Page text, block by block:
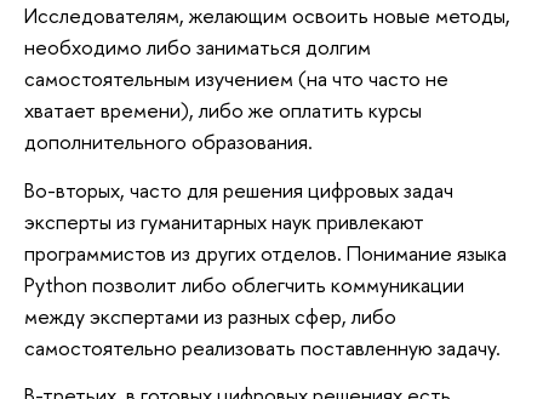
Исследователям, желающим освоить новые методы,
необходимо либо заниматься долгим
самостоятельным изучением (на что часто не
хватает времени), либо же оплатить курсы
дополнительного образования.
Во-вторых, часто для решения цифровых задач
эксперты из гуманитарных наук привлекают
программистов из других отделов. Понимание языка
Python позволит либо облегчить коммуникации
между экспертами из разных сфер, либо
самостоятельно реализовать поставленную задачу.